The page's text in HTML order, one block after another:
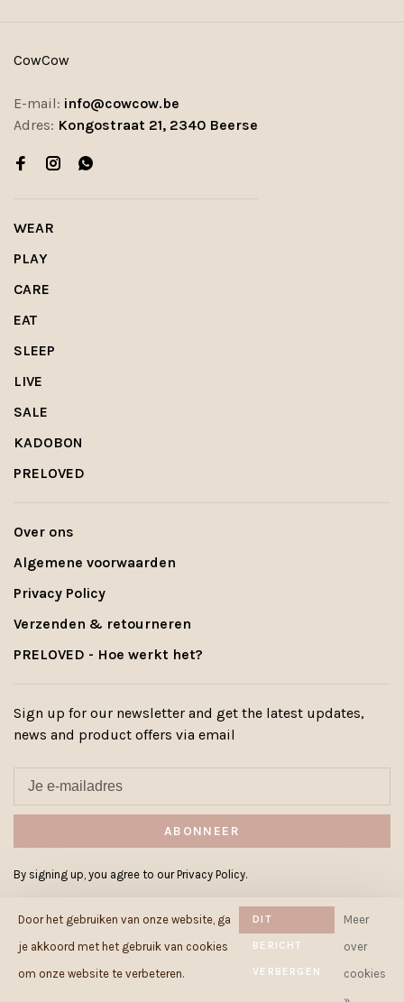
CowCow
E-mail: info@cowcow.be
Adres: Kongostraat 21, 2340 Beerse
WEAR
PLAY
CARE
EAT
SLEEP
LIVE
SALE
KADOBON
PRELOVED
Over ons
Algemene voorwaarden
Privacy Policy
Verzenden & retourneren
PRELOVED - Hoe werkt het?
Sign up for our newsletter and get the latest updates,
news and product offers via email
ABONNEER
By signing up, you agree to our Privacy Policy.
© Copyright 2026 Cowcow.be-
Door het gebruiken van onze website, ga
je akkoord met het gebruik van cookies
om onze website te verbeteren.
DIT
BERICHT
VERBERGEN
Meer
over
cookies